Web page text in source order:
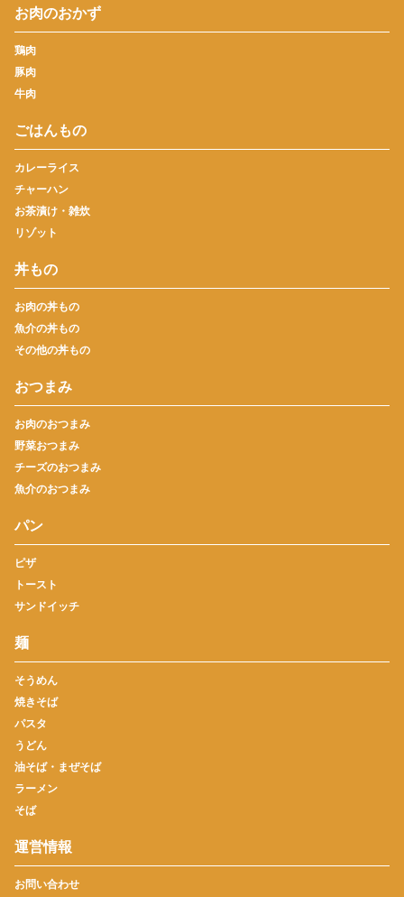
お肉のおかず
鶏肉
豚肉
牛肉
ごはんもの
カレーライス
チャーハン
お茶漬け・雑炊
リゾット
丼もの
お肉の丼もの
魚介の丼もの
その他の丼もの
おつまみ
お肉のおつまみ
野菜おつまみ
チーズのおつまみ
魚介のおつまみ
パン
ピザ
トースト
サンドイッチ
麺
そうめん
焼きそば
パスタ
うどん
油そば・まぜそば
ラーメン
そば
運営情報
お問い合わせ